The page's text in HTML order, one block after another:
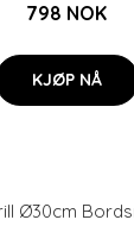
798 NOK
KJØP NÅ